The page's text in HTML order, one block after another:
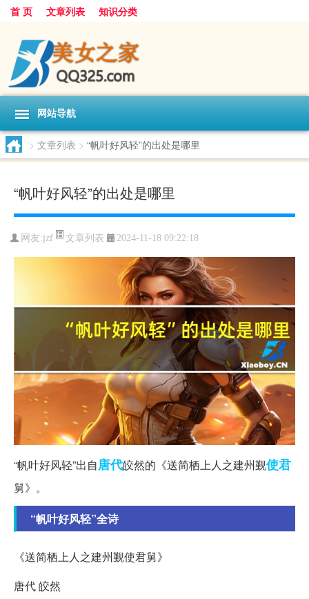
首 页 文章列表 知识分类
网站导航
> 文章列表 > “帆叶好风轻”的出处是哪里
“帆叶好风轻”的出处是哪里
网友:jzf 文章列表 2024-11-18 09:22:18
“帆叶好风轻”出自唐代皎然的《送简栖上人之建州觐使君
舅》。
“帆叶好风轻”全诗
《送简栖上人之建州觐使君舅》
唐代 皎然